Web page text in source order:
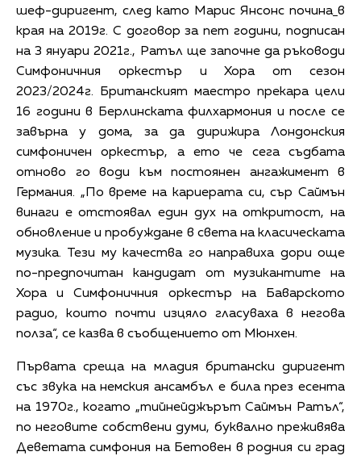
шеф-диригент, след като Марис Янсонс почина в
края на 2019г. С договор за пет години, подписан
на 3 януари 2021г., Ратъл ще започне да ръководи
Симфоничния оркестър и Хора от сезон
2023/2024г. Британският маестро прекара цели
16 години в Берлинската филхармония и после се
завърна у дома, за да дирижира Лондонския
симфоничен оркестър, а ето че сега съдбата
отново го води към постоянен ангажимент в
Германия. „По време на кариерата си, сър Саймън
винаги е отстоявал един дух на откритост, на
обновление и пробуждане в света на класическата
музика. Тези му качества го направиха дори още
по-предпочитан кандидат от музикантите на
Хора и Симфоничния оркестър на Баварското
радио, които почти изцяло гласуваха в негова
полза“, се казва в съобщението от Мюнхен.
Първата среща на младия британски диригент
със звука на немския ансамбъл е била през есента
на 1970г., когато „тийнейджърът Саймън Ратъл“,
по неговите собствени думи, буквално преживява
Деветата симфония на Бетовен в родния си град